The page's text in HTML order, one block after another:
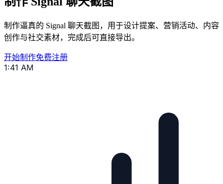
制作逼真的 Signal 聊天截图，用于设计提案、营销活动、内容
创作与社交素材，完成后可直接导出。
开始制作免费注册
1:41 AM